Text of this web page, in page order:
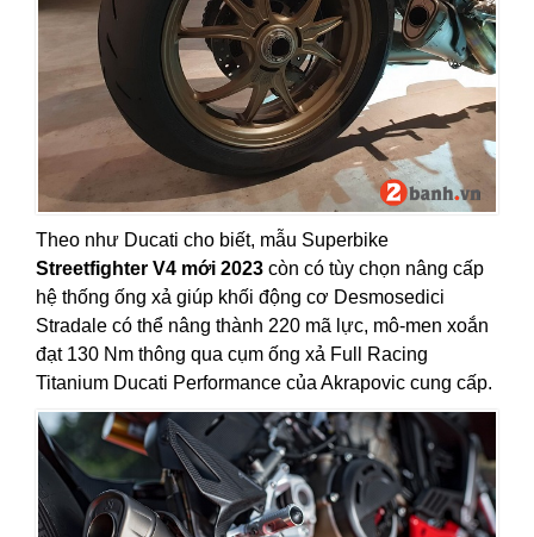
Theo như Ducati cho biết, mẫu Superbike
Streetfighter V4 mới 2023 còn có tùy chọn nâng cấp
hệ thống ống xả giúp khối động cơ Desmosedici
Stradale có thể nâng thành 220 mã lực, mô-men xoắn
đạt 130 Nm thông qua cụm ống xả Full Racing
Titanium Ducati Performance của Akrapovic cung cấp.